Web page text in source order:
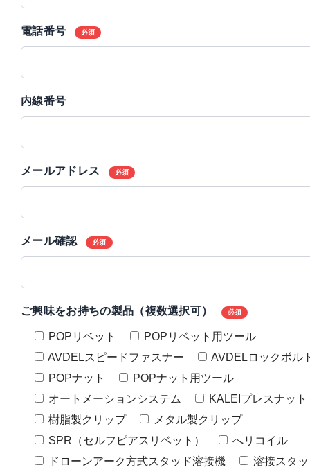
電話番号 必須
内線番号
メールアドレス 必須
メール確認 必須
ご興味をお持ちの製品（複数選択可） 必須
POPリベット
POPリベット用ツール
AVDELスピードファスナー
AVDELロックボル
POPナット
POPナット用ツール
オートメーションシステム
KALEIプレスナット
樹脂製クリップ
メタル製クリップ
SPR（セルフピアスリベット）
へリコイル
ドローンアーク方式スタッド溶接機
溶接スタ